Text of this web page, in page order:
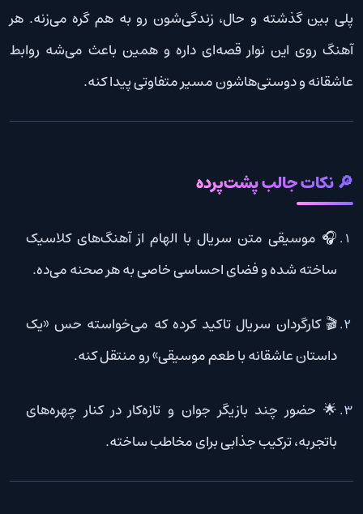
پلی بین گذشته و حال، زندگی‌شون رو به هم گره می‌زنه. هر
آهنگ روی این نوار قصه‌ای داره و همین باعث می‌شه روابط
عاشقانه و دوستی‌هاشون مسیر متفاوتی پیدا کنه.
🔎 نکات جالب پشت‌پرده
🎧 موسیقی متن سریال با الهام از آهنگ‌های کلاسیک
ساخته شده و فضای احساسی خاصی به هر صحنه می‌ده.
🎬 کارگردان سریال تاکید کرده که می‌خواسته حس «یک
داستان عاشقانه با طعم موسیقی» رو منتقل کنه.
🌟 حضور چند بازیگر جوان و تازه‌کار در کنار چهره‌های
باتجربه، ترکیب جذابی برای مخاطب ساخته.